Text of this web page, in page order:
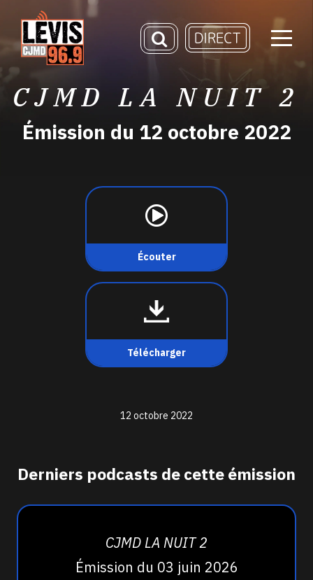
CJMD LA NUIT 2
Émission du 12 octobre 2022
Écouter
Télécharger
12 octobre 2022
Derniers podcasts de cette émission
CJMD LA NUIT 2
Émission du 03 juin 2026